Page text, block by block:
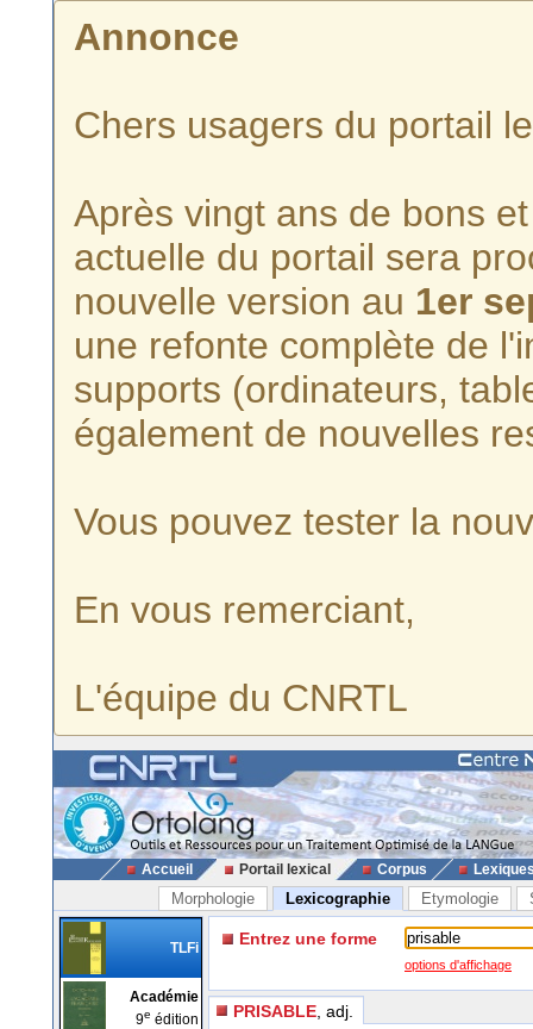
Annonce
Chers usagers du portail
Après vingt ans de bons
actuelle du portail sera
nouvelle version au 1er
une refonte complète de
supports (ordinateurs,
également de nouvelles
Vous pouvez tester la
En vous remerciant,
L'équipe du CNRTL
Accueil Portail lexical Corpus
Morphologie Lexicographie Etymologie
TLFi
Académie
9e édition
Entrez une forme
options d'affichage
PRISABLE , adj.